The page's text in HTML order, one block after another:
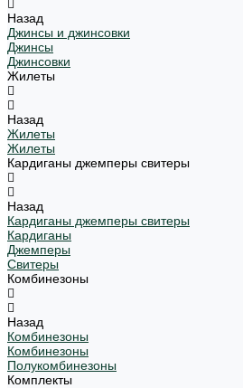
Назад
Джинсы и джинсовки
Джинсы
Джинсовки
Жилеты
Назад
Жилеты
Жилеты
Кардиганы джемперы свитеры
Назад
Кардиганы джемперы свитеры
Кардиганы
Джемперы
Свитеры
Комбинезоны
Назад
Комбинезоны
Комбинезоны
Полукомбинезоны
Комплекты